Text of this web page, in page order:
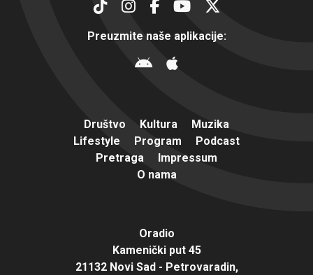
Preuzmite naše aplikacije:
Društvo Kultura
Muzika
Lifestyle
Program
Podcast
Pretraga
Impressum
O nama
Oradio
Kamenički put 45
21132 Novi Sad - Petrovaradin,